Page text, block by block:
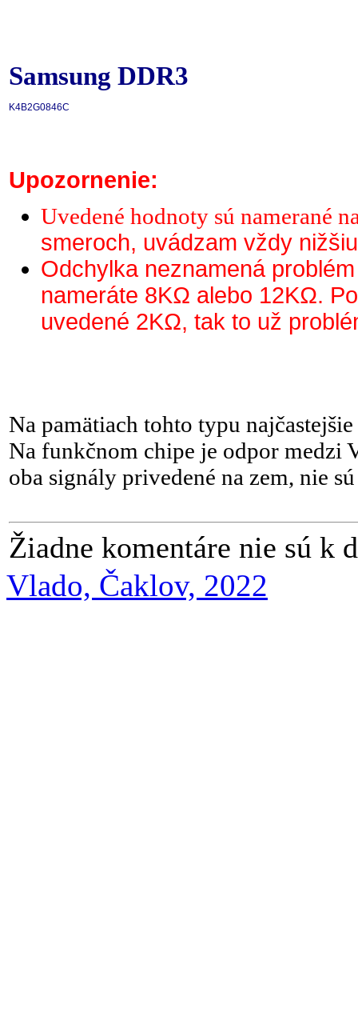
Samsung DDR3
K4B2G0846C
Upozornenie:
Uvedené hodnoty sú namerané
smeroch, uvádzam vždy
Odchylka neznamená
nameráte 8KΩ alebo 12KΩ.
uvedené 2KΩ, tak to už
Na pamätiach tohto typu
Na funkčnom chipe je odpor medzi
oba signály privedené na zem, nie
Žiadne komentáre nie sú k
Vlado, Čaklov, 2022